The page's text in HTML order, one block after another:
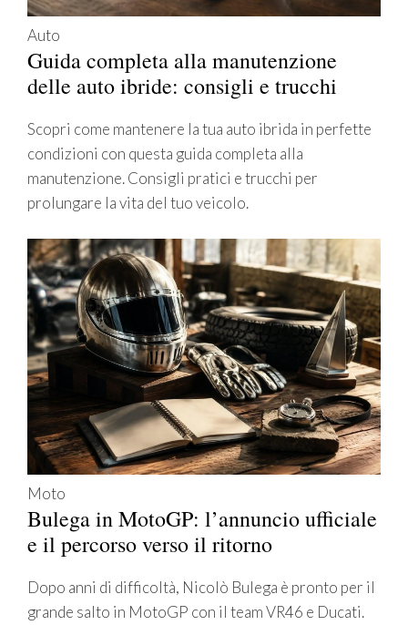
Auto
Guida completa alla manutenzione
delle auto ibride: consigli e trucchi
Scopri come mantenere la tua auto ibrida in perfette
condizioni con questa guida completa alla
manutenzione. Consigli pratici e trucchi per
prolungare la vita del tuo veicolo.
Moto
Bulega in MotoGP: l’annuncio ufficiale
e il percorso verso il ritorno
Dopo anni di difficoltà, Nicolò Bulega è pronto per il
grande salto in MotoGP con il team VR46 e Ducati.